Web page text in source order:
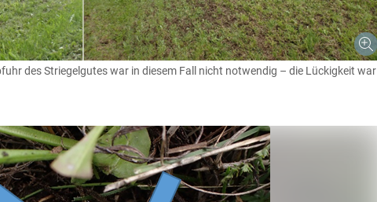
des Striegelgutes war in diesem Fall nicht notwendig – die Lückigkeit war